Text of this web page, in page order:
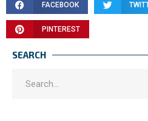
FACEBOOK
PINTEREST
SEARCH